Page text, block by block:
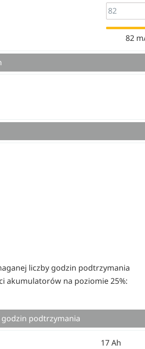
82
liczby godzin podtrzymania
akumulatorów na poziomie 25%:
podtrzymania
17 Ah